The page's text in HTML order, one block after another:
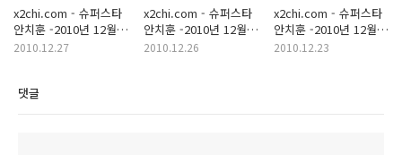
x2chi.com - 슈퍼스타
안치훈 -2010년 12월
27일
2010.12.27
x2chi.com - 슈퍼스타
안치훈 -2010년 12월
25일
2010.12.26
x2chi.com - 슈퍼스타
안치훈 -2010년 12월
23일
2010.12.23
댓글